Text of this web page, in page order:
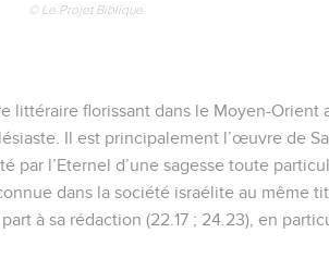
© Le Projet Biblique
littéraire florissant dans le Moyen-Orient
Il est principalement l’œuvre de
par l’Eternel d’une sagesse toute
dans la société israélite au même
à sa rédaction (22.17 ; 24.23), en